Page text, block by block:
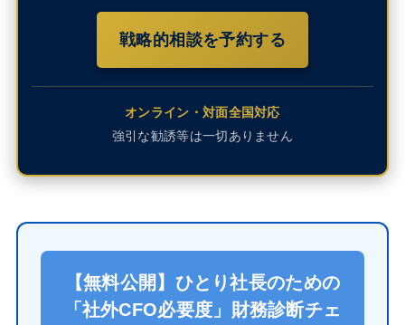
戦略的相談を予約する
オンライン・対面全国対応
強引な勧誘等は一切ありません
【無料公開】ひとり社長のための
「社外CFO必要度」財務診断チェ